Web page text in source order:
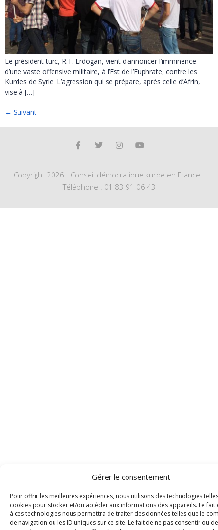
Gérer le consentement
Pour offrir les meilleures expériences, nous utilisons des technologies
cookies pour stocker et/ou accéder aux informations des appareils. Le fait
à ces technologies nous permettra de traiter des données telles que le
de navigation ou les ID uniques sur ce site. Le fait de ne pas consentir ou
Le président turc, R.T. Erdogan, vient d’annoncer l’imminence
d’une vaste offensive militaire, à l’Est de l’Euphrate, contre les
Kurdes de Syrie. L’agression qui se prépare, après celle d’Afrin,
vise à […]
← Suivant
Copyright 2026 - Conseil démocratique kurde en France -
Téléphone : 01 83 91 06 43